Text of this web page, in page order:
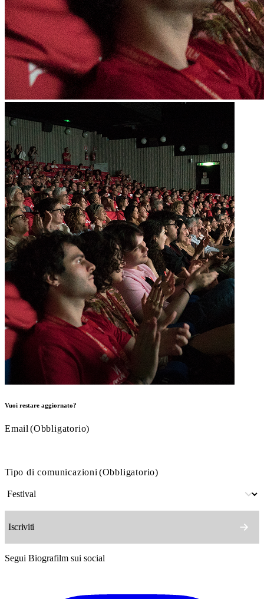
Vuoi restare aggiornato?
Email (Obbligatorio)
Tipo di comunicazioni (Obbligatorio)
Segui Biografilm sui social